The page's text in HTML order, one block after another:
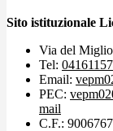
Sito istituzionale
Via del
Tel:
Email:
PEC:
mail
C.F.: